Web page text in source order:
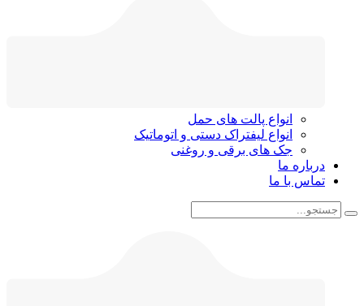
انواع پالت های حمل
انواع لیفتراک دستی و اتوماتیک
جک های برقی و روغنی
درباره ما
تماس با ما